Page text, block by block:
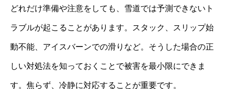
どれだけ準備や注意をしても、雪道では予測できないト
ラブルが起こることがあります。スタック、スリップ始
動不能、アイスバーンでの滑りなど。そうした場合の正
しい対処法を知っておくことで被害を最小限にできま
す。焦らず、冷静に対応することが重要です。